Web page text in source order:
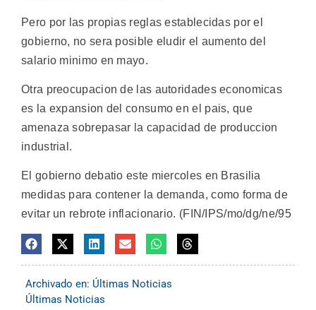
Pero por las propias reglas establecidas por el
gobierno, no sera posible eludir el aumento del
salario minimo en mayo.
Otra preocupacion de las autoridades economicas
es la expansion del consumo en el pais, que
amenaza sobrepasar la capacidad de produccion
industrial.
El gobierno debatio este miercoles en Brasilia
medidas para contener la demanda, como forma de
evitar un rebrote inflacionario. (FIN/IPS/mo/dg/ne/95
Archivado en: Últimas Noticias
Últimas Noticias